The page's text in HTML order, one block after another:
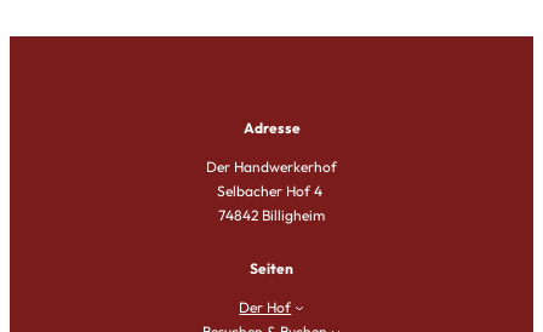
Adresse
Der Handwerkerhof
Selbacher Hof 4
74842 Billigheim
Seiten
Der Hof